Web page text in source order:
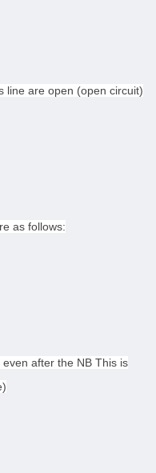
line are open (open circuit)
as follows:
after the NB This is